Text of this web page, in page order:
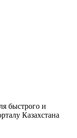
быстрого и
Казахстана